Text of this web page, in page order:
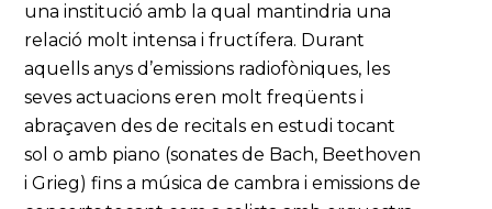
una institució amb la qual mantindria una
relació molt intensa i fructífera. Durant
aquells anys d’emissions radiofòniques, les
seves actuacions eren molt freqüents i
abraçaven des de recitals en estudi tocant
sol o amb piano (sonates de Bach, Beethoven
i Grieg) fins a música de cambra i emissions de